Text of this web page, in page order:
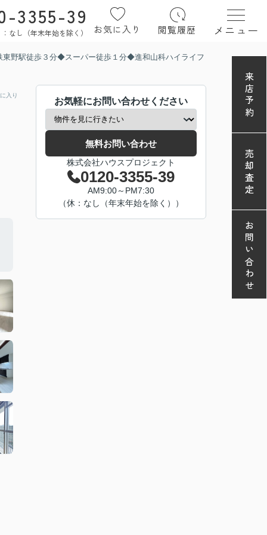
3355-39
なし（年末年始を除く） お気に入り 閲覧履歴 メニュー
野駅徒歩３分◆スーパー徒歩１分◆進和山科ハイライフ
入り
お気軽にお問い合わせください
無料お問い合わせ
株式会社ハウスプロジェクト
0120-3355-39
AM9:00～PM7:30
（休：なし（年末年始を除く））
来店予約
売却査定
お問い合わせ